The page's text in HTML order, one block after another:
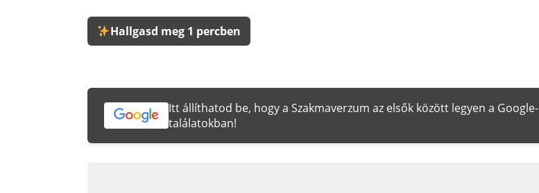
Hallgasd meg 1 percben
Itt állíthatod be, hogy a Szakmaverzum az elsők között legyen a Google-
találatokban!